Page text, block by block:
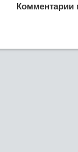
Комментарии